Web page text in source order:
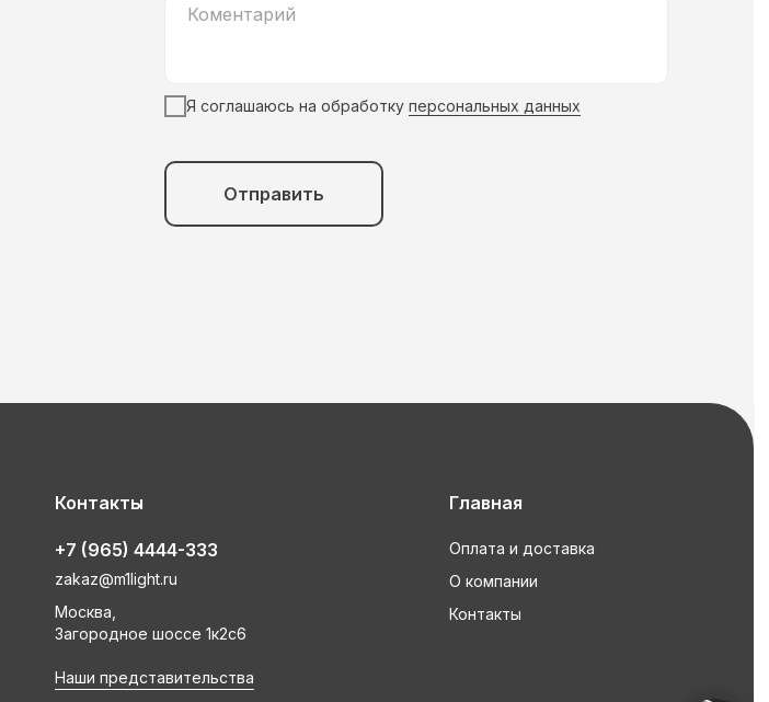
Я соглашаюсь на обработку персональных данных
Отправить
Наши представительства
Контакты
+7 (965) 4444-333
zakaz@m1light.ru
Москва,
Загородное шоссе 1к2с6
Главная
Оплата и доставка
О компании
Контакты